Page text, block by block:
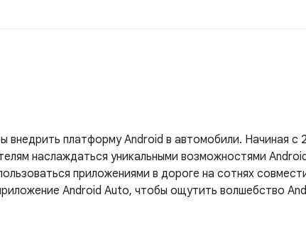
платформу Android в автомобили. Начиная с
наслаждаться уникальными возможностями
приложениями в дороге на сотнях
Android Auto, чтобы ощутить волшебство